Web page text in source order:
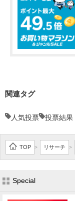
関連タグ
人気投票 投票結果
TOP > リサーチ >
Special